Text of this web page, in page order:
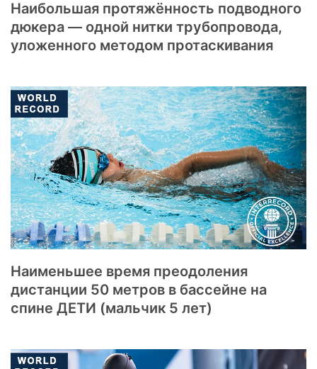
Наибольшая протяжённость подводного
дюкера — одной нитки трубопровода,
уложенного методом протаскивания
Наименьшее время преодоления
дистанции 50 метров в бассейне на
спине ДЕТИ (мальчик 5 лет)